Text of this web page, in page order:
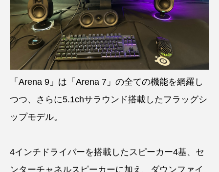
「Arena 9」は「Arena 7」の全ての機能を網羅し
つつ、さらに5.1chサラウンド搭載したフラッグシ
ップモデル。
4インチドライバーを搭載したスピーカー4基、セ
ンターチャネルスピーカーに加え、ダウンファイ